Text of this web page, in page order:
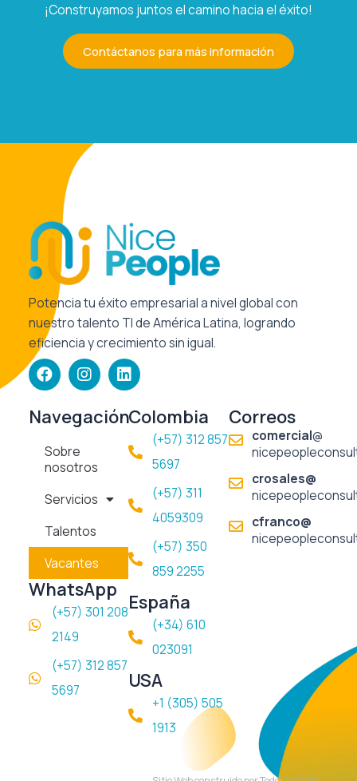
¡Construyamos juntos el camino hacia el éxito!
Contáctanos para más información
Potencia tu éxito empresarial a nivel global con
nuestro talento TI de América Latina, logrando
eficiencia y crecimiento sin igual.
F
a
c
e
b
o
o
k
I
n
s
t
a
r
a
m
L
i
n
k
e
d
Navegación
Sobre
nosotros
Servicios
Talentos
Vacantes
WhatsApp
(+57) 301 208
2149
(+57) 312 857
5697
Colombia
(+57) 312 857
5697​
(+57) 311
4059309
(+57) 350
859 2255
España
(+34) 610
023091
USA
+1 (305) 505
1913
Correos
comercial@
crosales@
cfranco@